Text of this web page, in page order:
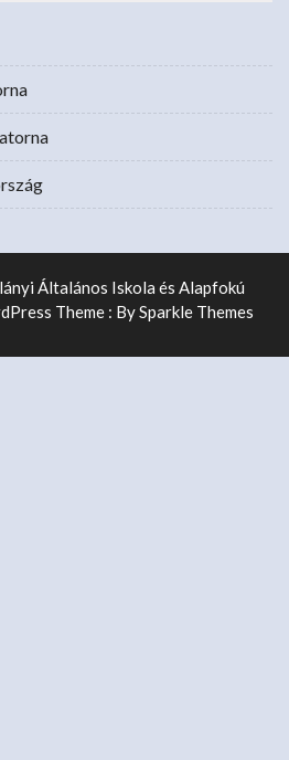
Általános Iskola és Alapfokú
Theme : BySparkle Themes